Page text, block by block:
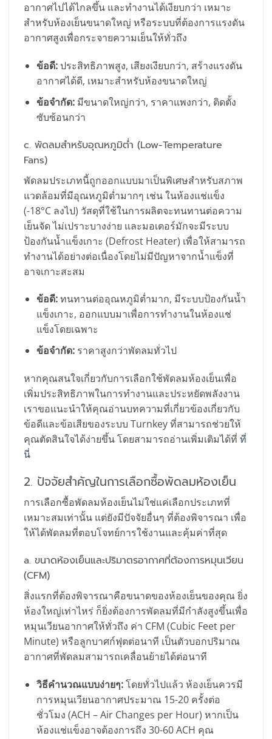
อากาศไปได้ไกลขึ้น และทำงานได้เงียบกว่า เหมาะ
สำหรับห้องเย็นขนาดใหญ่ หรือระบบที่ต้องการแรงดัน
อากาศสูงเพื่อกระจายความเย็นให้ทั่วถึง
ข้อดี:ประสิทธิภาพสูง, เสียงเงียบกว่า, สร้างแรงดัน
อากาศได้ดี, เหมาะสำหรับห้องขนาดใหญ่
ข้อจำกัด:มีขนาดใหญ่กว่า, ราคาแพงกว่า, ติดตั้ง
ซับซ้อนกว่า
c. พัดลมสำหรับอุณหภูมิต่ำ (Low-Temperature
Fans)
พัดลมประเภทนี้ถูกออกแบบมาเป็นพิเศษสำหรับสภาพ
แวดล้อมที่มีอุณหภูมิต่ำมากๆ เช่น ในห้องแช่แข็ง
(-18°C ลงไป) วัสดุที่ใช้ในการผลิตจะทนทานต่อความ
เย็นจัด ไม่เปราะบางง่าย และมอเตอร์มักจะมีระบบ
ป้องกันน้ำแข็งเกาะ (Defrost Heater) เพื่อให้สามารถ
ทำงานได้อย่างต่อเนื่องโดยไม่มีปัญหาจากน้ำแข็งที่
อาจเกาะสะสม
ข้อดี:ทนทานต่ออุณหภูมิต่ำมาก, มีระบบป้องกันน้ำ
แข็งเกาะ, ออกแบบมาเพื่อการทำงานในห้องแช่
แข็งโดยเฉพาะ
ข้อจำกัด:ราคาสูงกว่าพัดลมทั่วไป
หากคุณสนใจเกี่ยวกับการเลือกใช้พัดลมห้องเย็นเพื่อ
เพิ่มประสิทธิภาพในการทำงานและประหยัดพลังงาน
เราขอแนะนำให้คุณอ่านบทความที่เกี่ยวข้องเกี่ยวกับ
ข้อดีและข้อเสียของระบบ Turnkey ที่สามารถช่วยให้
คุณตัดสินใจได้ง่ายขึ้น โดยสามารถอ่านเพิ่มเติมได้ที่ ที่
นี่
2. ปัจจัยสำคัญในการเลือกซื้อพัดลมห้องเย็น
การเลือกซื้อพัดลมห้องเย็นไม่ใช่แค่เลือกประเภทที่
เหมาะสมเท่านั้น แต่ยังมีปัจจัยอื่นๆ ที่ต้องพิจารณา เพื่อ
ให้ได้พัดลมที่ตอบโจทย์การใช้งานและคุ้มค่าที่สุด
a. ขนาดห้องเย็นและปริมาตรอากาศที่ต้องการหมุนเวียน
(CFM)
สิ่งแรกที่ต้องพิจารณาคือขนาดของห้องเย็นของคุณ ยิ่ง
ห้องใหญ่เท่าไหร่ ก็ยิ่งต้องการพัดลมที่มีกำลังสูงขึ้นเพื่อ
หมุนเวียนอากาศให้ทั่วถึง ค่า CFM (Cubic Feet per
Minute) หรือลูกบาศก์ฟุตต่อนาที เป็นตัวบอกปริมาณ
อากาศที่พัดลมสามารถเคลื่อนย้ายได้ต่อนาที
วิธีคำนวณแบบง่ายๆ:โดยทั่วไปแล้ว ห้องเย็นควรมี
การหมุนเวียนอากาศประมาณ 15-20 ครั้งต่อ
ชั่วโมง (ACH – Air Changes per Hour) หากเป็น
ห้องแช่แข็งอาจต้องการถึง 30-60 ACH คุณ